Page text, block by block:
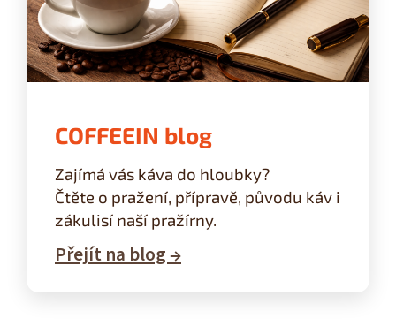
COFFEEIN blog
Zajímá vás káva do hloubky?
Čtěte o pražení, přípravě, původu káv i
zákulisí naší pražírny.
Přejít na blog →